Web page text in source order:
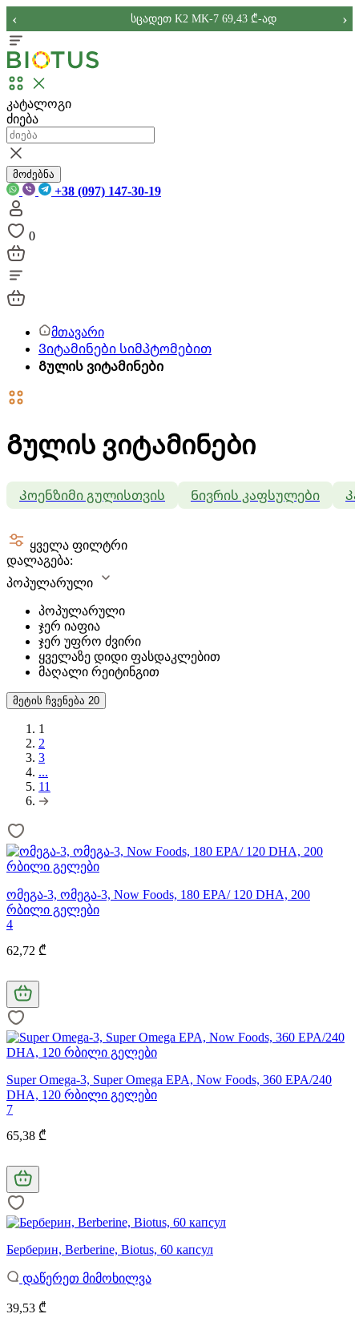
სცადეთ K2 MK-7 69,43 ₾-ად
‹ ›
კატალოგი
ძიება
მოძებნა
+38 (097) 147-30-19
0
მთავარი
Ვიტამინები სიმპტომებით
Გულის ვიტამინები
Გულის ვიტამინები
Კოენზიმი გულისთვის Ნივრის კაფსულები
ყველა ფილტრი
დალაგება:
პოპულარული
პოპულარული
ჯერ იაფია
ჯერ უფრო ძვირი
ყველაზე დიდი ფასდაკლებით
მაღალი რეიტინგით
მეტის ჩვენება 20
1
2
3
...
11
ომეგა-3, ომეგა-3, Now Foods, 180 EPA/ 120 DHA, 200
რბილი გელები
4
62,72 ₾
Super Omega-3, Super Omega EPA, Now Foods, 360 EPA/240
DHA, 120 რბილი გელები
7
65,38 ₾
Берберин, Berberine, Biotus, 60 капсул
დაწერეთ მიმოხილვა
39,53 ₾